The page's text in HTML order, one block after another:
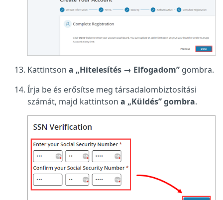
Kattintson a „Hitelesítés → Elfogadom” gombra.
Írja be és erősítse meg társadalombiztosítási
számát, majd kattintson a „Küldés” gombra.